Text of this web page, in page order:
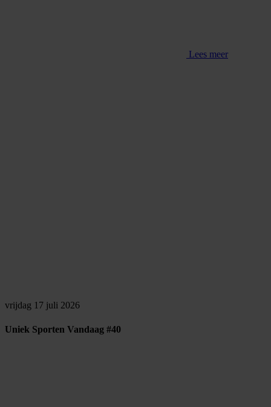
Lees meer
vrijdag 17 juli 2026
Uniek Sporten Vandaag #40